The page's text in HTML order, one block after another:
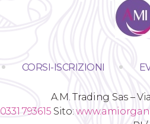
CORSI-ISCRIZIONI
A.M. Trading Sas –
0331 793615 Sito: